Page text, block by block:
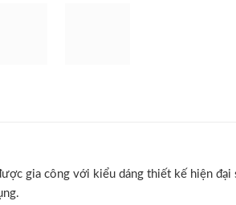
gia công với kiểu dáng thiết kế hiện đại